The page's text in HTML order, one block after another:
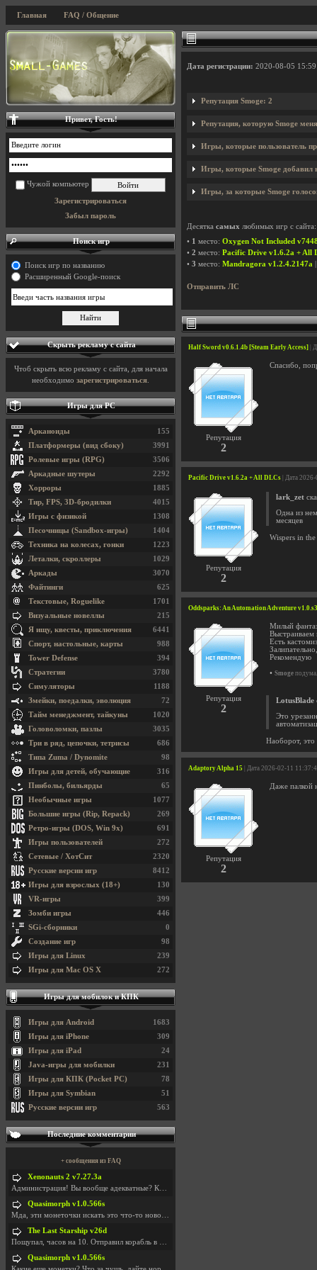
Главная FAQ / Общение
Дата регистрации: 2020-08-05
Репутация Smoge: 2
Репутация, которую Smoge
Игры, которые пользователь
Игры, которые Smoge добавил
Игры, за которые Smoge
Десятка самых любимых игр с сайта:
• 1 место: Oxygen Not Included
• 2 место: Pacific Drive v1.6.2a + All
• 3 место: Mandragora v1.2.4.2147a
Отправить ЛС
Half Sword v0.6.1.4b [Steam Early Access] |
Репутация
2
Спасибо,
Pacific Drive v1.6.2a + All DLCs | Дата
Репутация
2
lark_zet
Одна из
месяцев
Wispers in
Oddsparks: An Automation Adventure
Репутация
2
Милый
Выстраиваем
Есть
Рекомендую
• Smoge
LotusBlade
Это
Наоборот, это
Adaptory Alpha 15 | Дата 2026-02-11
Репутация
2
Даже палкой
Привет, Гость!
Чужой компьютер
Зарегистрироваться
Забыл пароль
Поиск игр
Поиск игр по названию
Расширенный Google-поиск
Скрыть рекламу с сайта
Чтоб скрыть всю рекламу с сайта, для начала
необходимо зарегистрироваться
Игры для PC
155
Арканоиды
3991
Платформеры (вид сбоку)
3506
Ролевые игры (RPG)
2292
Аркадные шутеры
1885
Хорроры
4015
Тир, FPS, 3D-бродилки
1308
Игры с физикой
1404
Песочницы (Sandbox-игры)
1223
Техника на колесах, гонки
1029
Леталки, скроллеры
3070
Аркады
625
Файтинги
1701
Текстовые, Roguelike
215
Визуальные новеллы
6441
Я ищу, квесты, приключения
988
Спорт, настольные, карты
394
Tower Defense
3780
Стратегии
1188
Симуляторы
72
Змейки, поедалки, эволюция
1020
Тайм менеджмент, тайкуны
3035
Головоломки, пазлы
686
Три в ряд, цепочки, тетрисы
98
Типа Zuma / Dynomite
316
Игры для детей, обучающие
65
Пинболы, бильярды
1077
Необычные игры
269
Большие игры (Rip, Repack)
691
Ретро-игры (DOS, Win 9x)
272
Игры пользователей
2320
Сетевые / ХотСит
8412
Русские версии игр
130
Игры для взрослых (18+)
399
VR-игры
446
Зомби игры
0
SGi-сборники
98
Создание игр
239
Игры для Linux
272
Игры для Mac OS X
Игры для мобилок и КПК
1683
Игры для Android
309
Игры для iPhone
24
Игры для iPad
231
Java-игры для мобилки
78
Игры для КПК (Pocket PC)
51
Игры для Symbian
563
Русские версии игр
Последние комментарии
+ сообщения из FAQ
Xenonauts 2 v7.27.3a
Администрация! Вы вообще адекватные? Какие монетки
Quasimorph v1.0.566s
Мда, эти монеточки искать это что-то новое в сфере
The Last Starship v26d
Пощупал, часов на 10. Отправил корабль в другую Га
Quasimorph v1.0.566s